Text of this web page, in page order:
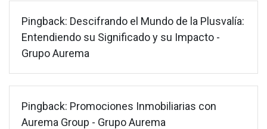
Pingback: Descifrando el Mundo de la Plusvalía:
Entendiendo su Significado y su Impacto -
Grupo Aurema
Pingback: Promociones Inmobiliarias con
Aurema Group - Grupo Aurema